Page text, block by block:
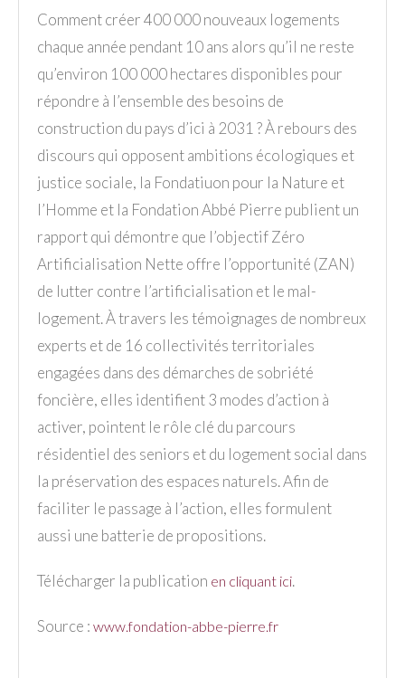
Comment créer 400 000 nouveaux logements
chaque année pendant 10 ans alors qu’il ne reste
qu’environ 100 000 hectares disponibles pour
répondre à l’ensemble des besoins de
construction du pays d’ici à 2031 ? À rebours des
discours qui opposent ambitions écologiques et
justice sociale, la Fondatiuon pour la Nature et
l’Homme et la Fondation Abbé Pierre publient un
rapport qui démontre que l’objectif Zéro
Artificialisation Nette offre l’opportunité (ZAN)
de lutter contre l’artificialisation et le mal-
logement. À travers les témoignages de nombreux
experts et de 16 collectivités territoriales
engagées dans des démarches de sobriété
foncière, elles identifient 3 modes d’action à
activer, pointent le rôle clé du parcours
résidentiel des seniors et du logement social dans
la préservation des espaces naturels. Afin de
faciliter le passage à l’action, elles formulent
aussi une batterie de propositions.
Télécharger la publication en cliquant ici.
Source : www.fondation-abbe-pierre.fr